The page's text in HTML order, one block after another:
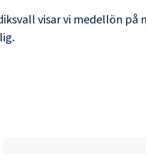
visar vi medellön på